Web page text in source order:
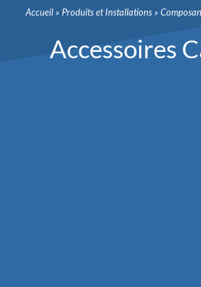
Accueil» Produits et Installations»
Accessoires